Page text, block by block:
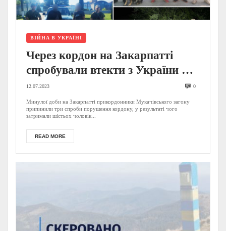
ВІЙНА В УКРАЇНІ
Через кордон на Закарпатті
спробували втекти з України ще
п’ятеро ухилянтів, затримано і
організатора незаконної
“переправи”(ФОТО)
12.07.2023 0
Минулої доби на Закарпатті прикордонники Мукачівського загону
припинили три спроби порушення кордону, у результаті чого
затримали шістьох чоловік...
READ MORE